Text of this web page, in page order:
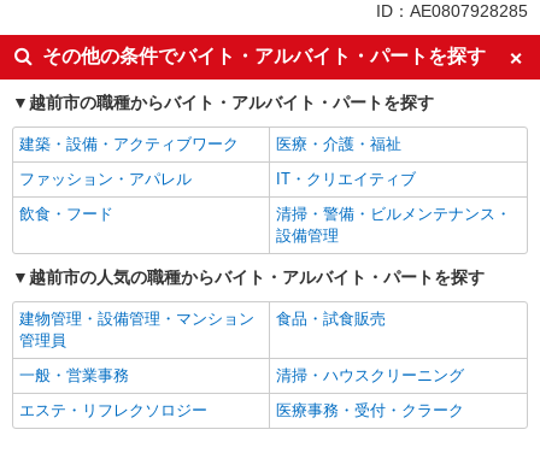
社会保険あり
ID：AE0807928285
その他の条件でバイト・アルバイト・パートを探す
越前市の職種からバイト・アルバイト・パートを探す
建築・設備・アクティブワーク
医療・介護・福祉
ファッション・アパレル
IT・クリエイティブ
飲食・フード
清掃・警備・ビルメンテナンス・
設備管理
越前市の人気の職種からバイト・アルバイト・パートを探す
建物管理・設備管理・マンション
管理員
食品・試食販売
一般・営業事務
清掃・ハウスクリーニング
エステ・リフレクソロジー
医療事務・受付・クラーク